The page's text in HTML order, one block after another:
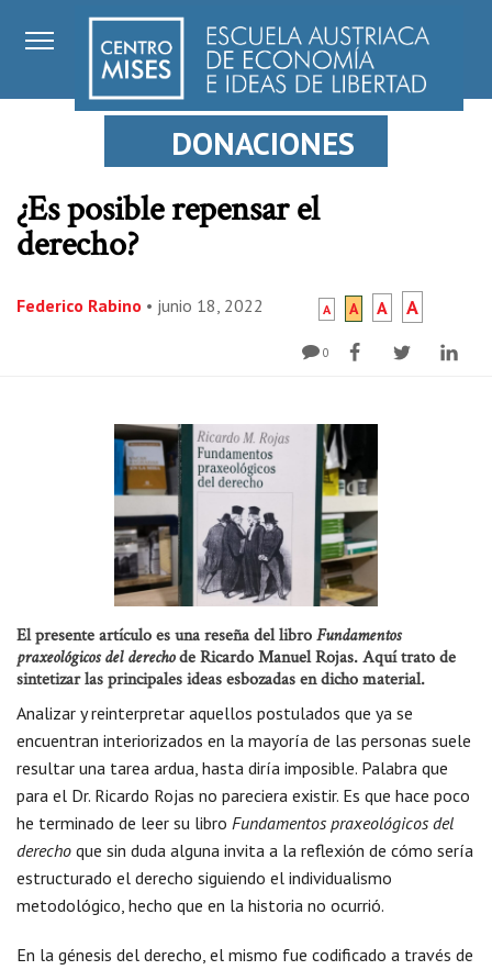
DONACIONES
¿Es posible repensar el
derecho?
Federico Rabino • junio 18, 2022 A A A A
0
El presente artículo es una reseña del libro Fundamentos
praxeológicos del derechode Ricardo Manuel Rojas. Aquí trato de
sintetizar las principales ideas esbozadas en dicho material.
Analizar y reinterpretar aquellos postulados que ya se
encuentran interiorizados en la mayoría de las personas suele
resultar una tarea ardua, hasta diría imposible. Palabra que
para el Dr. Ricardo Rojas no pareciera existir. Es que hace poco
he terminado de leer su libro Fundamentos praxeológicos del
derecho que sin duda alguna invita a la reflexión de cómo sería
estructurado el derecho siguiendo el individualismo
metodológico, hecho que en la historia no ocurrió.
En la génesis del derecho, el mismo fue codificado a través de